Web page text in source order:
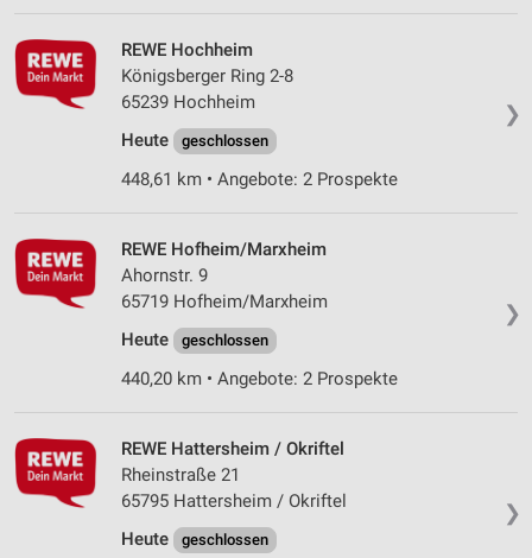
❯
REWE Hochheim
Königsberger Ring 2-8
65239 Hochheim
Heute
geschlossen
448,61 km • Angebote: 2 Prospekte
❯
REWE Hofheim/Marxheim
Ahornstr. 9
65719 Hofheim/Marxheim
Heute
geschlossen
440,20 km • Angebote: 2 Prospekte
❯
REWE Hattersheim / Okriftel
Rheinstraße 21
65795 Hattersheim / Okriftel
Heute
geschlossen